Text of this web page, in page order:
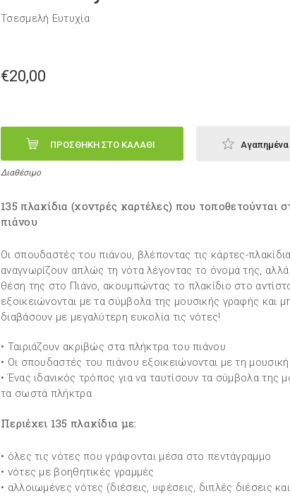
Τσεσμελή Ευτυχία
€20,00
ΠΡΟΣΘΗΚΗ ΣΤΟ ΚΑΛΑΘΙ Αγαπημένα
Διαθέσιμο
135 πλακίδια (χοντρές καρτέλες) που τοποθετούνται
πιάνου
Οι σπουδαστές του πιάνου, βλέποντας τις κάρτες-
αναγνωρίζουν απλώς τη νότα λέγοντας το όνομά της, αλλά
θέση της στο Πιάνο, ακουμπώντας τo πλακίδιο στο
εξοικειώνονται με τα σύμβολα της μουσικής γραφής και
διαβάσουν με μεγαλύτερη ευκολία τις νότες!
• Ταιριάζουν ακριβώς στα πλήκτρα του πιάνου
• Οι σπουδαστές του πιάνου εξοικειώνονται με τη
• Ένας ιδανικός τρόπος για να ταυτίσουν τα σύμβολα της
τα σωστά πλήκτρα
Περιέχει 135 πλακίδια με:
• όλες τις νότες που γράφονται μέσα στο πεντάγραμμο
• νότες με βοηθητικές γραμμές
• αλλοιωμένες νότες (διέσεις, υφέσεις, διπλές διέσεις